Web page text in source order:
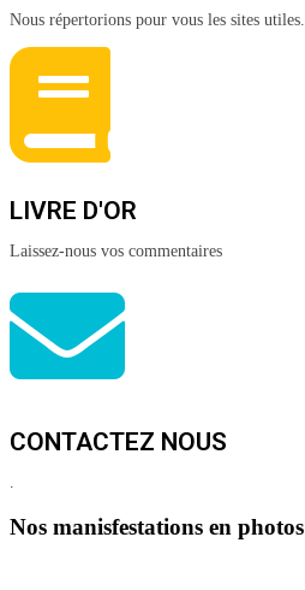
Nous répertorions pour vous les sites utiles.
LIVRE D'OR
Laissez-nous vos commentaires
CONTACTEZ NOUS
Nos manisfestations en photos